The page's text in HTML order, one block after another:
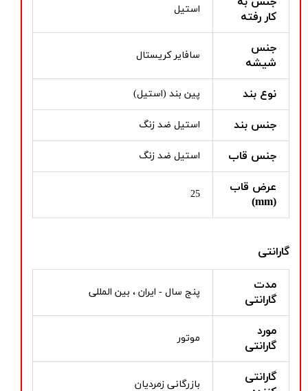
کار رفته
استیل
جنس
شیشه
سافایر کریستال
نوع بند پین بند (استیل)
جنس بند استیل ضد زنگ
جنس قاب استیل ضد زنگ
عرض قاب
(mm)
25
گارانتی
مدت
گارانتی
پنج سال - ایران ، بین المللی
مورد
گارانتی
موتور
گارانتی
بازرگانی زمردیان